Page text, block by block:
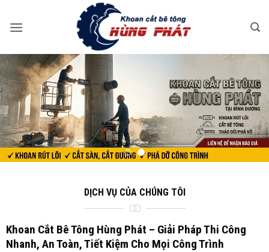
qua
dung
DỊCH VỤ CỦA CHÚNG TÔI
Khoan Cắt Bê Tông Hùng Phát – Giải Pháp Thi Công
Nhanh, An Toàn, Tiết Kiệm Cho Mọi Công Trình